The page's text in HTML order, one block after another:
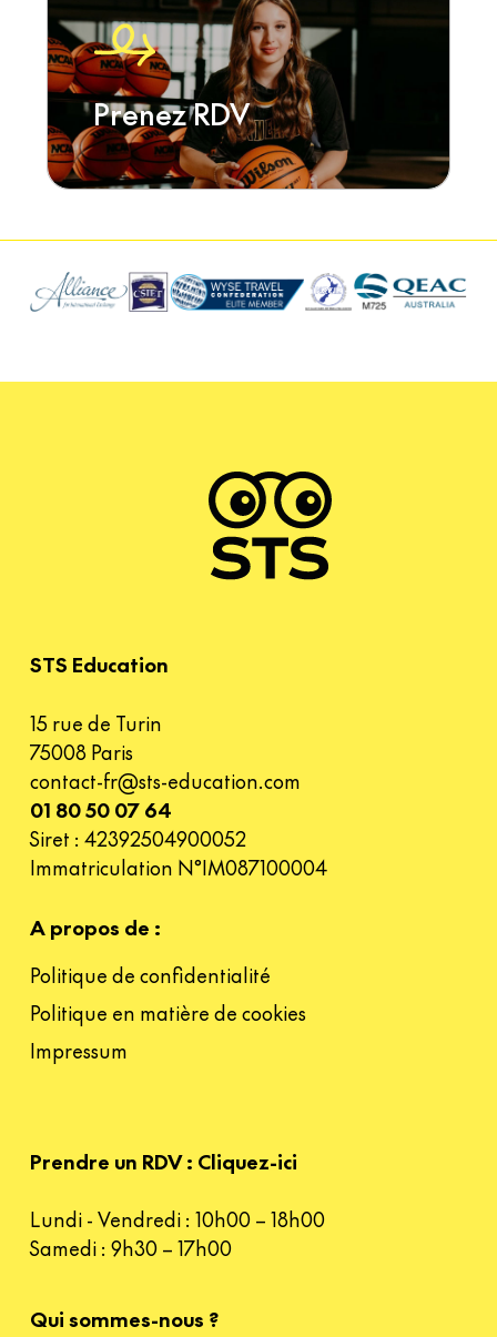
Prenez RDV
STS Education
15 rue de Turin
75008 Paris
contact-fr@sts-education.com
01 80 50 07 64
Siret : 42392504900052
Immatriculation N°IM087100004
A propos de :
Politique de confidentialité
Politique en matière de cookies
Impressum
Prendre un RDV : Cliquez-ici
Lundi - Vendredi : 10h00 – 18h00
Samedi : 9h30 – 17h00
Qui sommes-nous ?